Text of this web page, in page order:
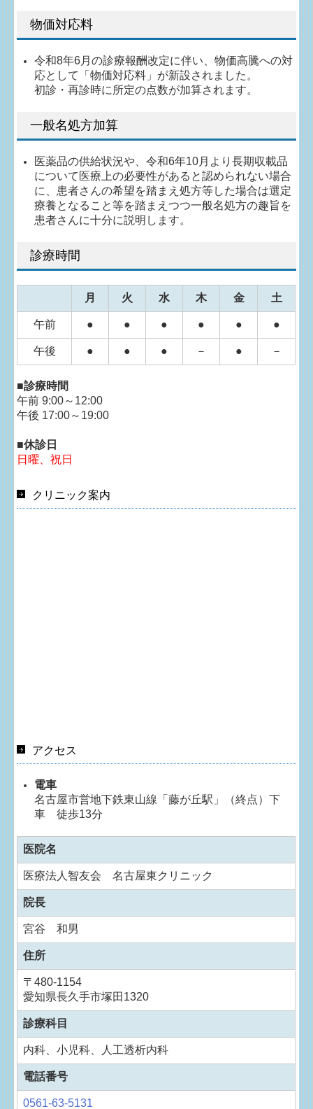
クリニック案内
アクセス
電車
名古屋市営地下鉄東山線「藤が丘駅」（終点）下
車 徒歩13分
医院名
医療法人智友会 名古屋東クリニック
院長
宮谷 和男
住所
〒480-1154
愛知県長久手市塚田1320
診療科目
内科、小児科、人工透析内科
電話番号
0561-63-5131
物価対応料
令和8年6月の診療報酬改定に伴い、物価高騰への対
応として「物価対応料」が新設されました。
初診・再診時に所定の点数が加算されます。
一般名処方加算
医薬品の供給状況や、令和6年10月より長期収載品
について医療上の必要性があると認められない場合
に、 患者さんの希望を踏まえ処方等した場合は選定
療養となること等を踏まえつつ一般名処方の趣旨を
患者さんに十分に説明します。
診療時間
月 火 水 木 金 土
午前 ● ● ● ● ● ●
午後 ● ● ● － ● －
■診療時間
午前 9:00～12:00
午後 17:00～19:00
■休診日
日曜、祝日